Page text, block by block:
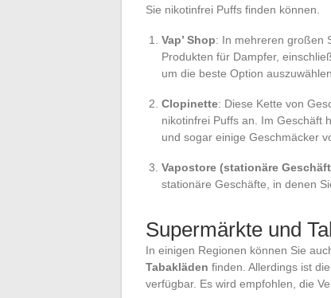
Sie nikotinfrei Puffs finden können.
Vap’ Shop: In mehreren großen
Produkten für Dampfer,
um die beste Option auszuwählen.
Clopinette: Diese Kette von
nikotinfrei Puffs an. Im Geschäft
und sogar einige Geschmäcker
Vapostore (stationäre
stationäre Geschäfte, in denen
Supermärkte und
In einigen Regionen können Sie
Tabakläden finden. Allerdings ist
verfügbar. Es wird empfohlen, die